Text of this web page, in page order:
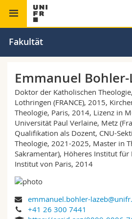
Universität
Campus
Forschung
Universität
Theologische Fak.
Rechtswissenschaftliche Fak.
Wirtschafts- und
Fak. für Erziehungs- und
Informationen für
Studieninteressierte
Studierende
Forschende
Ressourcen
Personenverzeichnis
Bibliotheken
Fakultät
Emmanuel Bohler-
Doktor der Katholischen
Lothringen (FRANCE), 2015,
Theologie, Paris, 2014, Lizenz in
Universität Paul Verlaine, Metz
Qualifikation als Dozent, CNU-
Theologie, 2021-2025, Master in
Sakramentar), Höheres Institut für
Institut von Paris, 2014
emmanuel.bohler-
+41 26 300 7441